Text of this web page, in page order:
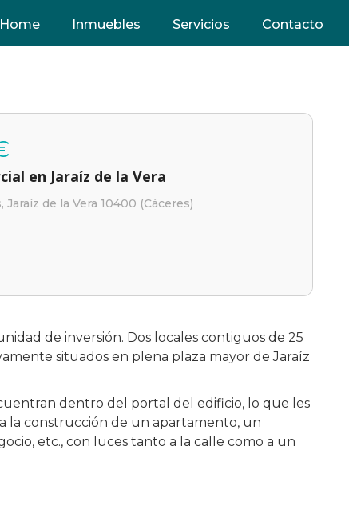
Home Inmuebles Servicios Contacto
en Jaraíz de la Vera
Jaraíz de la Vera 10400 (Cáceres)
de inversión. Dos locales contiguos de 25
situados en plena plaza mayor de Jaraíz
dentro del portal del edificio, lo que les
la construcción de un apartamento, un
etc., con luces tanto a la calle como a un